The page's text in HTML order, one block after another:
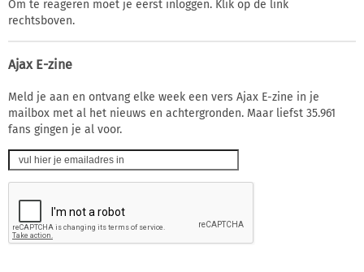
Om te reageren moet je eerst inloggen. Klik op de link
rechtsboven.
Ajax E-zine
Meld je aan en ontvang elke week een vers Ajax E-zine in je
mailbox met al het nieuws en achtergronden. Maar liefst 35.961
fans gingen je al voor.